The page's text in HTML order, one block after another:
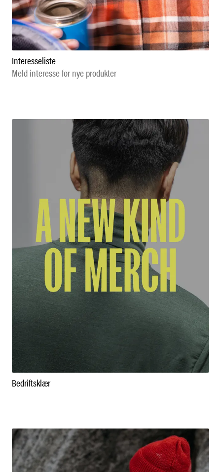
Interesseliste
Meld interesse for nye produkter
Bedriftsklær